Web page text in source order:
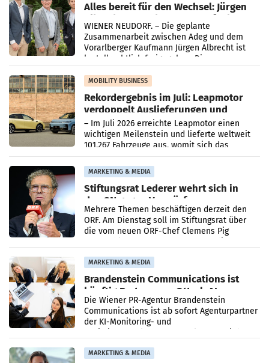
Alles bereit für den Wechsel: Jürgen
Albrecht setzt ab 1.1.2027 auf Adeg
WIENER NEUDORF. – Die geplante
Zusammenarbeit zwischen Adeg und dem
Vorarlberger Kaufmann Jürgen Albrecht ist
kartellrechtlich freigegeben: Die
Bundeswettbewerbsbehörde und der
Bundeskartellanwalt
MOBILITY BUSINESS
Rekordergebnis im Juli: Leapmotor
verdoppelt Auslieferungen und
überschreitet die 100.000er-Marke
– Im Juli 2026 erreichte Leapmotor einen
wichtigen Meilenstein und lieferte weltweit
101.267 Fahrzeuge aus, womit sich das
Ergebnis gegenüber Juli 2025 mehr als
verdoppelte (+102
MARKETING & MEDIA
Stiftungsrat Lederer wehrt sich in
den SN gegen Vorwürfe
Mehrere Themen beschäftigen derzeit den
ORF. Am Dienstag soll im Stiftungsrat über
die vom neuen ORF-Chef Clemens Pig
MARKETING & MEDIA
Brandenstein Communications ist
künftig Partner von OtterlyAI
Die Wiener PR-Agentur Brandenstein
Communications ist ab sofort Agenturpartner
der KI-Monitoring- und
MARKETING & MEDIA